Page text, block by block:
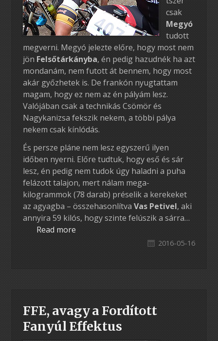
csak
Megyó
tudott
megverni. Megyó jelezte előre, hogy most nem
jön Felsőtárkányba, én pedig hazudnék ha azt
mondanám, nem futott át bennem, hogy most
akár győzhetek is. De frankón nyugtattam
magam, hogy ez nem az én pályám lesz.
Valójában csak a technikás Csömör és
Nagykanizsa fekszik nekem, a többi pálya
nekem csak kínlódás.
És persze pláne nem lesz egyszerű ilyen
időben nyerni. Előre tudtuk, hogy eső és sár
lesz, én pedig nem tudok úgy haladni a puha
felázott talajon, mert nálam mega-
kilogrammok (78 darab) préselik a kerekeket
az agyagba – összehasonlítva Vas Petivel, aki
annyira 59 kilós, hogy szinte felúszik a sárra…
Read more
2016-05-16
FFE, avagy a Fordított
Fanyúl Effektus